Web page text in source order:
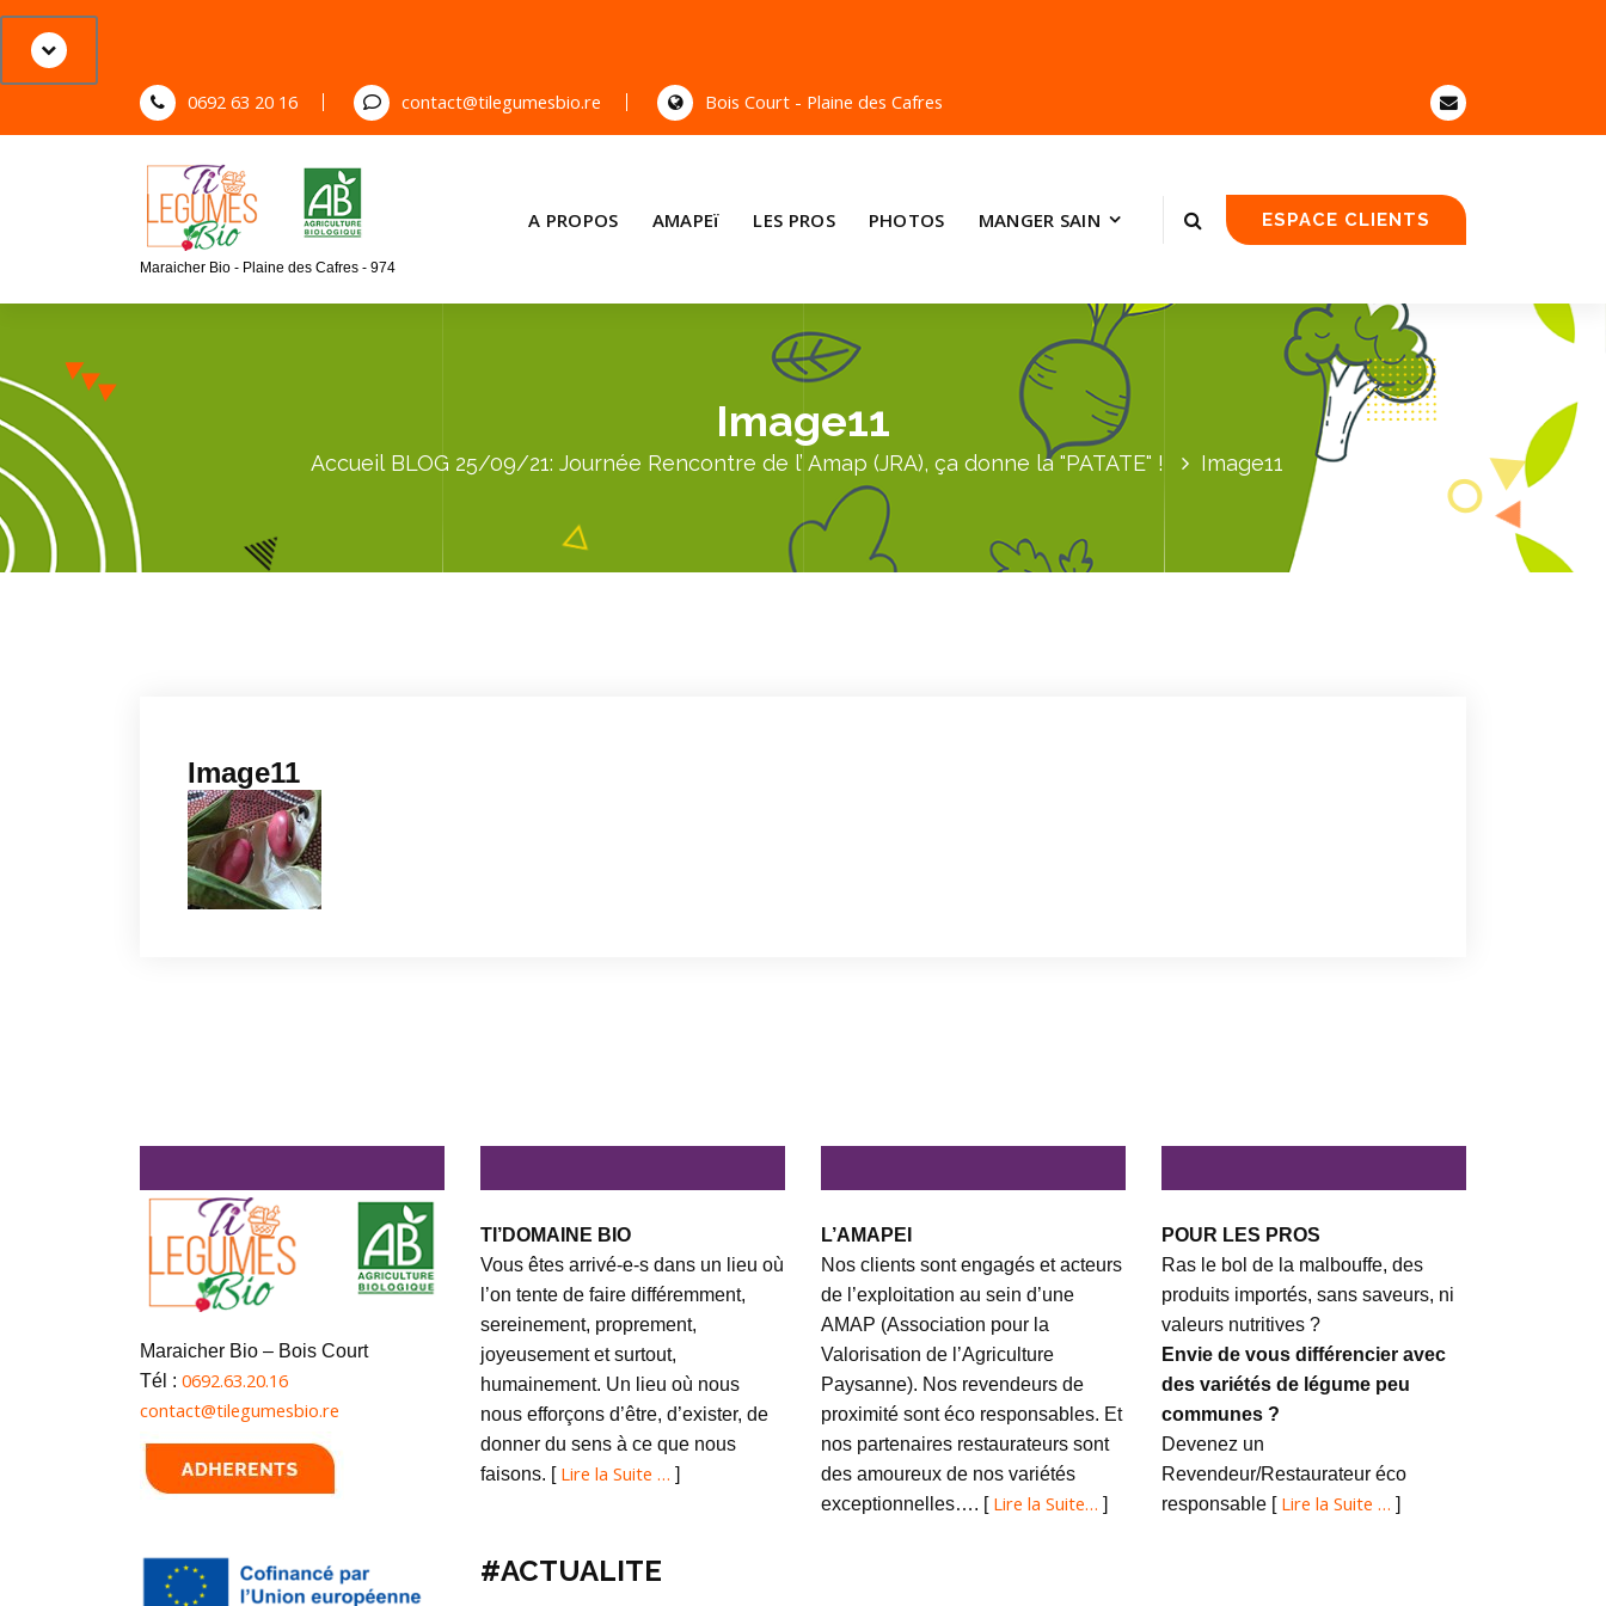
S
e
0692 63 20 16 contact@tilegumesbio.re Bois Court - Plaine des Cafres
Maraicher Bio - Plaine des Cafres - 974
A PROPOS AMAPEï LES PROS PHOTOS MANGER SAIN ESPACE CLIENTS
Image11
Accueil BLOG 25/09/21: Journée Rencontre de l’ Amap (JRA), ça donne la "PATATE" ! Image11
Image11
Maraicher Bio – Bois Court
Tél : 0692.63.20.16
contact@tilegumesbio.re
TI’DOMAINE BIO
Vous êtes arrivé-e-s dans un lieu où
l’on tente de faire différemment,
sereinement, proprement,
joyeusement et surtout,
humainement. Un lieu où nous
nous efforçons d’être, d’exister, de
donner du sens à ce que nous
faisons. [ Lire la Suite … ]
L’AMAPEI
Nos clients sont engagés et acteurs
de l’exploitation au sein d’une
AMAP (Association pour la
Valorisation de l’Agriculture
Paysanne). Nos revendeurs de
proximité sont éco responsables. Et
nos partenaires restaurateurs sont
des amoureux de nos variétés
exceptionnelles…. [ Lire la Suite… ]
POUR LES PROS
Ras le bol de la malbouffe, des
produits importés, sans saveurs, ni
valeurs nutritives ?
Envie de vous différencier avec
des variétés de légume peu
communes ?
Devenez un
Revendeur/Restaurateur éco
responsable [ Lire la Suite … ]
#ACTUALITE